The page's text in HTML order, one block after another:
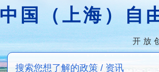
中国（上海）自
开放